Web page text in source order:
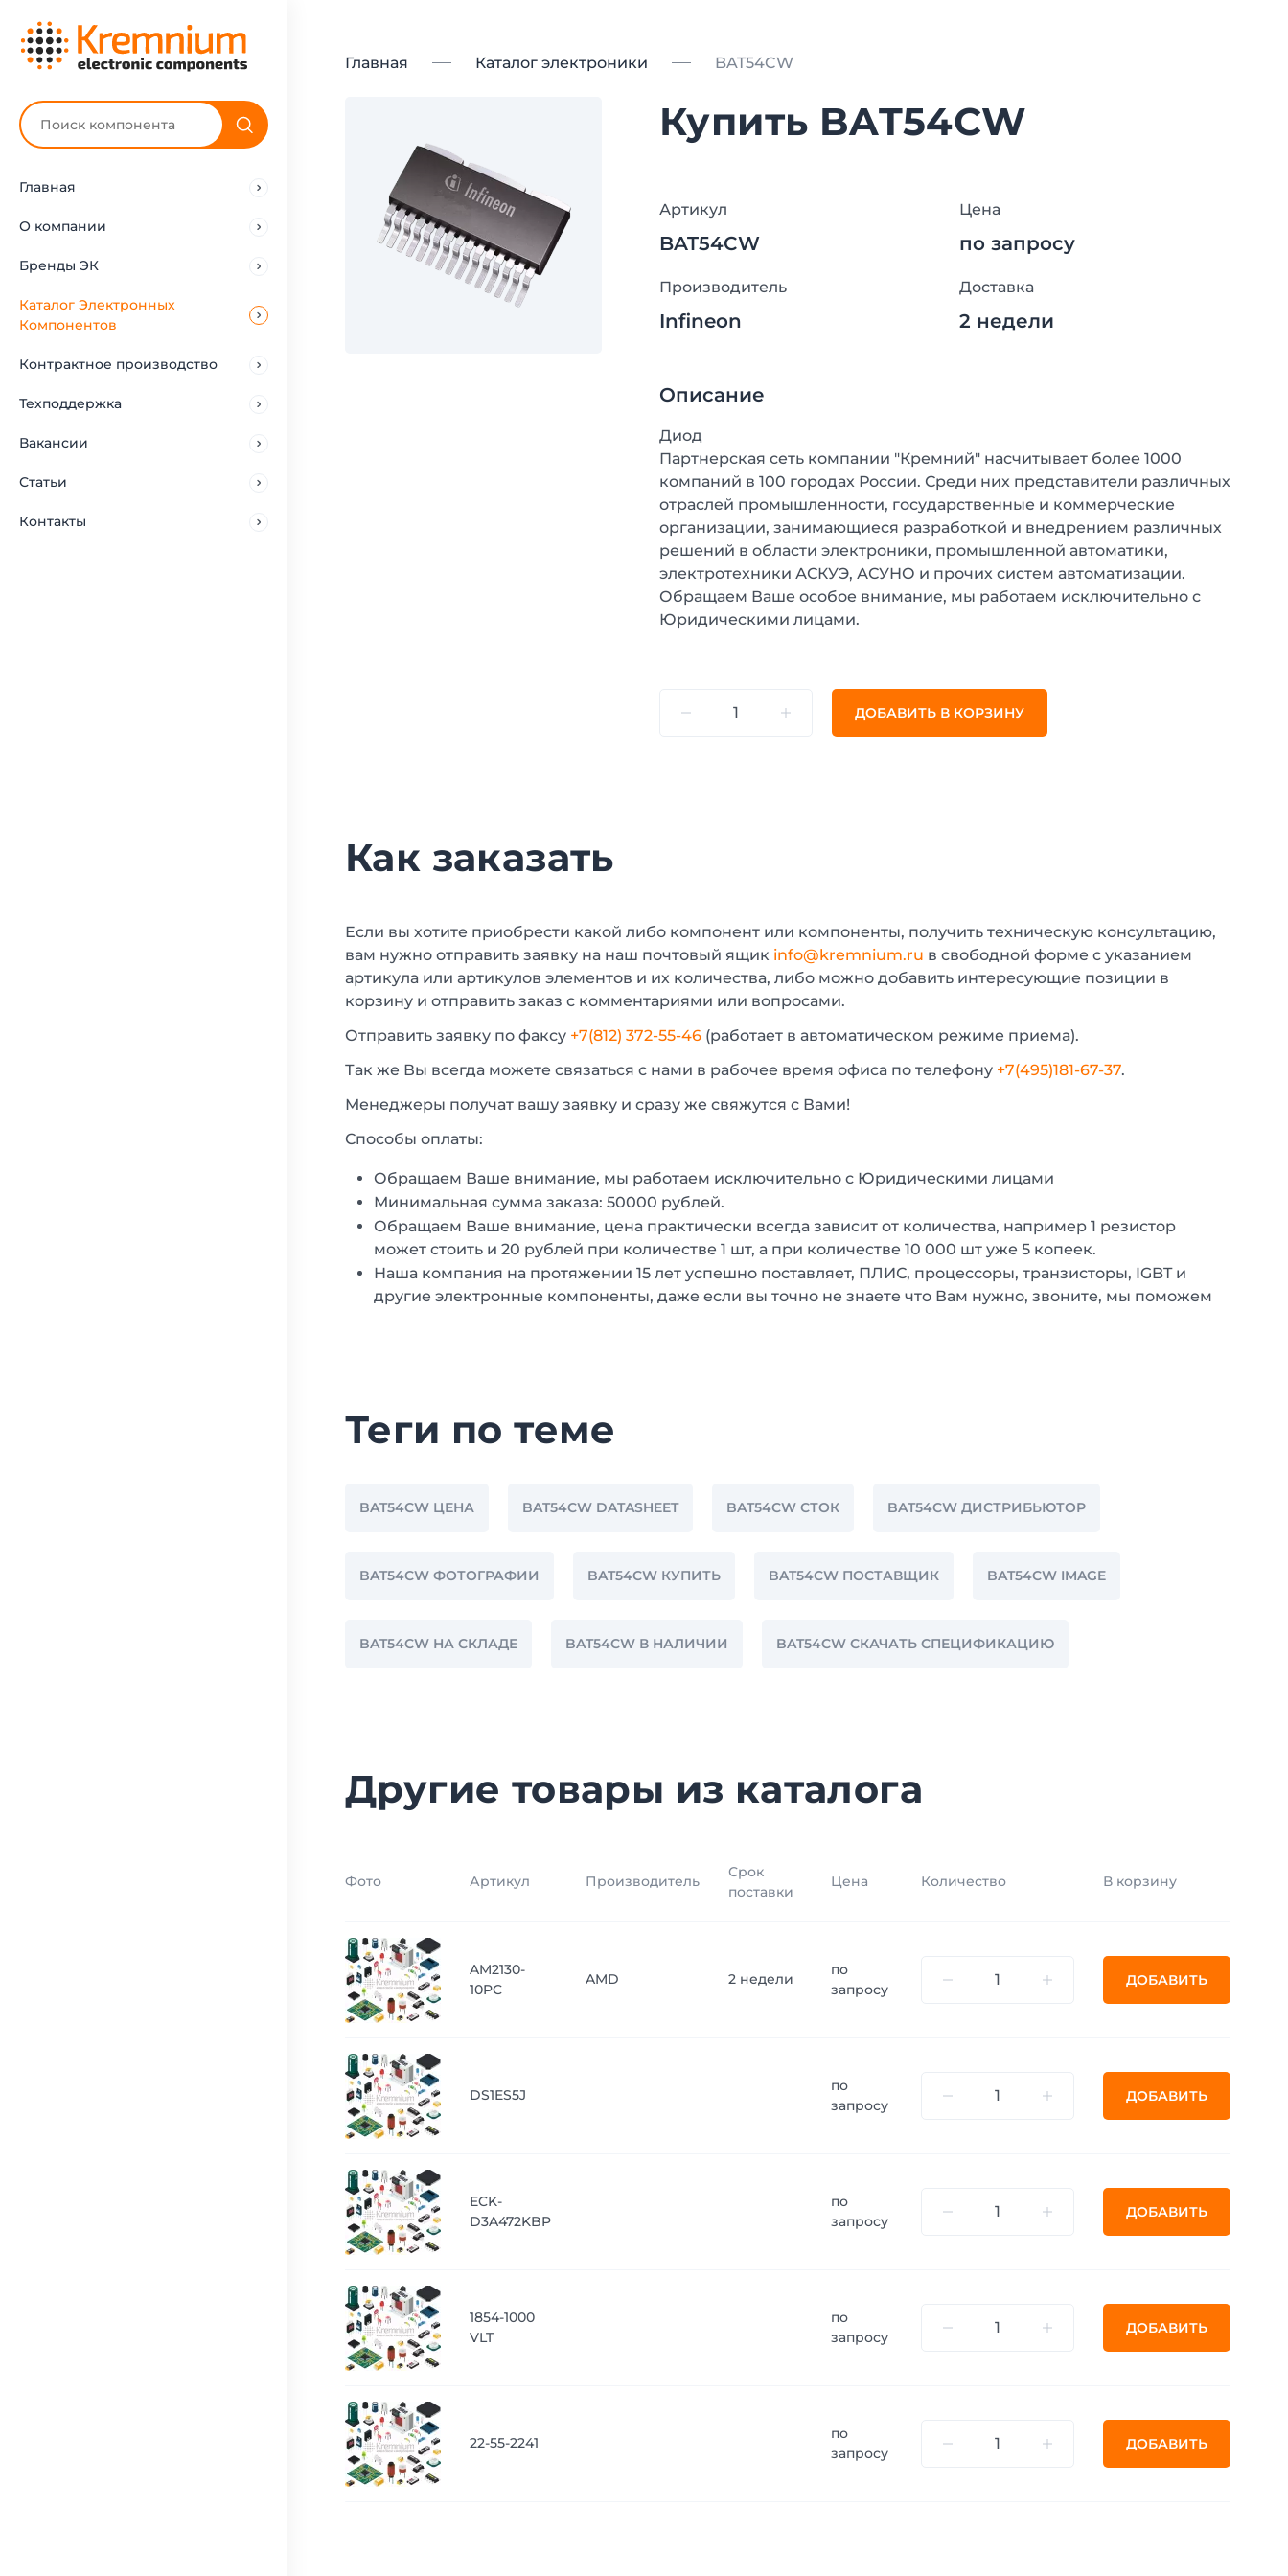
Главная
О компании
Бренды ЭК
Каталог Электронных
Компонентов
Контрактное производство
Техподдержка
Вакансии
Статьи
Контакты
Главная Каталог электроники BAT54CW
Купить BAT54CW
Артикул
BAT54CW
Цена
по запросу
Производитель
Infineon
Доставка
2 недели
Описание
Диод
Партнерская сеть компании "Кремний" насчитывает более 1000
компаний в 100 городах России. Среди них представители различных
отраслей промышленности, государственные и коммерческие
организации, занимающиеся разработкой и внедрением различных
решений в области электроники, промышленной автоматики,
электротехники АСКУЭ, АСУНО и прочих систем автоматизации.
Обращаем Ваше особое внимание, мы работаем исключительно с
Юридическими лицами.
ДОБАВИТЬ В КОРЗИНУ
Как заказать
Если вы хотите приобрести какой либо компонент или компоненты, получить техническую консультацию,
вам нужно отправить заявку на наш почтовый ящик info@kremnium.ru в свободной форме с указанием
артикула или артикулов элементов и их количества, либо можно добавить интересующие позиции в
корзину и отправить заказ с комментариями или вопросами.
Отправить заявку по факсу +7(812) 372-55-46 (работает в автоматическом режиме приема).
Так же Вы всегда можете связаться с нами в рабочее время офиса по телефону +7(495)181-67-37.
Менеджеры получат вашу заявку и сразу же свяжутся с Вами!
Способы оплаты:
Обращаем Ваше внимание, мы работаем исключительно с Юридическими лицами
Минимальная сумма заказа: 50000 рублей.
Обращаем Ваше внимание, цена практически всегда зависит от количества, например 1 резистор
может стоить и 20 рублей при количестве 1 шт, а при количестве 10 000 шт уже 5 копеек.
Наша компания на протяжении 15 лет успешно поставляет, ПЛИС, процессоры, транзисторы, IGBT и
другие электронные компоненты, даже если вы точно не знаете что Вам нужно, звоните, мы поможем
Теги по теме
BAT54CW ЦЕНА BAT54CW DATASHEET BAT54CW СТОК BAT54CW ДИСТРИБЬЮТОР
BAT54CW ФОТОГРАФИИ BAT54CW КУПИТЬ BAT54CW ПОСТАВЩИК BAT54CW IMAGE
BAT54CW НА СКЛАДЕ BAT54CW В НАЛИЧИИ BAT54CW СКАЧАТЬ СПЕЦИФИКАЦИЮ
Другие товары из каталога
Фото Артикул Производитель
Срок
поставки
Цена Количество В корзину
AM2130-
10PC
AMD 2 недели
по
запросу
ДОБАВИТЬ
DS1ES5J
по
запросу
ДОБАВИТЬ
ECK-
D3A472KBP
по
запросу
ДОБАВИТЬ
1854-1000
VLT
по
запросу
ДОБАВИТЬ
22-55-2241
по
запросу
ДОБАВИТЬ